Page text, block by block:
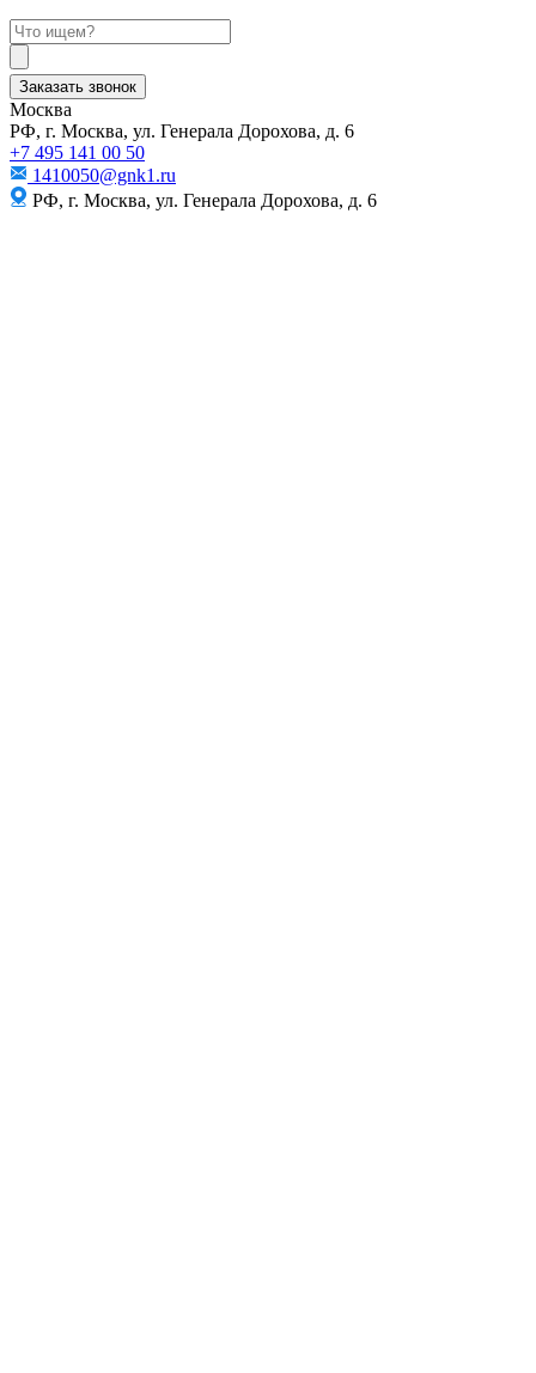
Заказать звонок
Москва
РФ, г. Москва, ул. Генерала Дорохова, д. 6
+7 495 141 00 50
1410050@gnk1.ru
РФ, г. Москва, ул. Генерала Дорохова, д. 6